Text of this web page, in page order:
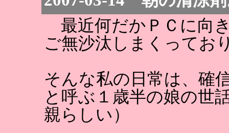
最近何だかＰＣに向
ご無沙汰しまくって
そんな私の日常は、確
と呼ぶ１歳半の娘の世
親らしい）